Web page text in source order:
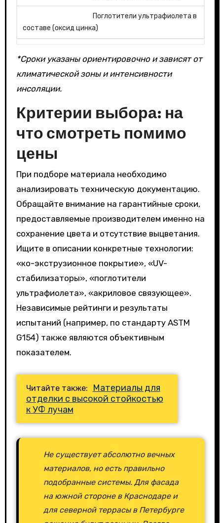
Поглотители ультрафиолета в
составе (оксид цинка)
*Сроки указаны ориентировочно и зависят от
климатической зоны и интенсивности
инсоляции.
Критерии выбора: на
что смотреть помимо
цены
При подборе материала необходимо
анализировать техническую документацию.
Обращайте внимание на гарантийные сроки,
предоставляемые производителем именно на
сохранение цвета и отсутствие выцветания.
Ищите в описании конкретные технологии:
«ко-экструзионное покрытие», «UV-
стабилизаторы», «поглотители
ультрафиолета», «акриловое связующее».
Независимые рейтинги и результаты
испытаний (например, по стандарту ASTM
G154) также являются объективным
показателем.
Читайте также:
Материалы для
отделки с высокой стойкостью
к УФ лучам
Не существует абсолютно вечных
материалов, но есть правильно
подобранные системы. Для фасада
на южной стороне в Краснодаре и
для северной террасы в Петербурге